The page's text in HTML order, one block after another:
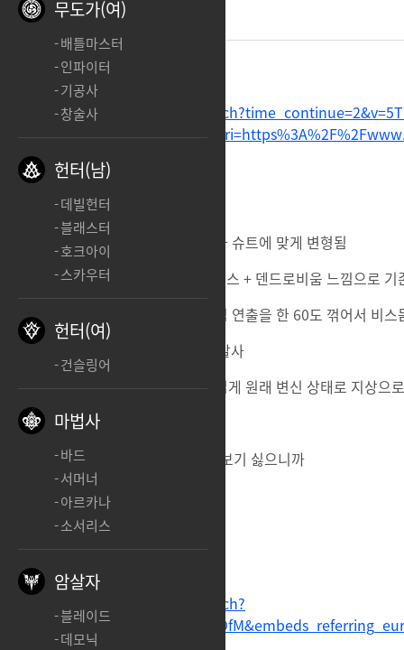
2024.08.31 21:29
https://www.youtube.com/
1. 유산슼이 변신 후 하늘로 올라감
2. 그동안 폭격 지원해주던 비행기가 슈트에 맞게 변형됨
3. 헐크버스터 + 스텔라 블레이드 보스 + 덴드로비움 느낌으로
4. 기존 세로로 꽂히던 새틀라이트빔 연출을 한 60도 꺾어서 비스
해당 지역을 비행하며 적들한테 발사
5. 합체됐던 거 분리되면서 자연스럽게 원래 변신 상태로 지상으
인간폼으로 뭘 하는 꼬라지 자체를 보기 싫으니까
이렇게라도 만들어주세요 제발;
https://www.youtube.com/watch?
무도가(여)
배틀마스터
인파이터
기공사
창술사
헌터(남)
데빌헌터
블래스터
호크아이
스카우터
헌터(여)
건슬링어
마법사
바드
서머너
아르카나
소서리스
암살자
블레이드
데모닉